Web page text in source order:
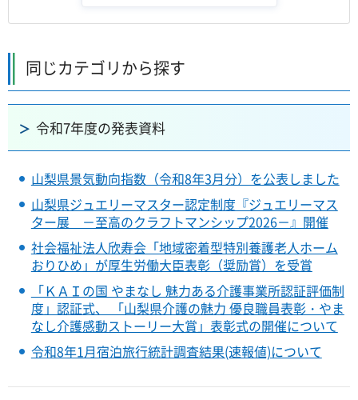
同じカテゴリから探す
令和7年度の発表資料
山梨県景気動向指数（令和8年3月分）を公表しました
山梨県ジュエリーマスター認定制度『ジュエリーマス
ター展 －至高のクラフトマンシップ2026－』開催
社会福祉法人欣寿会「地域密着型特別養護老人ホーム
おりひめ」が厚生労働大臣表彰（奨励賞）を受賞
「ＫＡＩの国 やまなし 魅力ある介護事業所認証評価制
度」認証式、 「山梨県介護の魅力 優良職員表彰・やま
なし介護感動ストーリー大賞」表彰式の開催について
令和8年1月宿泊旅行統計調査結果(速報値)について